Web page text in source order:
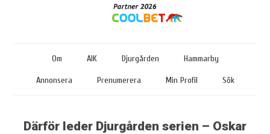
Om AIK Djurgården Hammarby
Annonsera Prenumerera Min Profil Sök
Därför leder Djurgården serien – Oskar